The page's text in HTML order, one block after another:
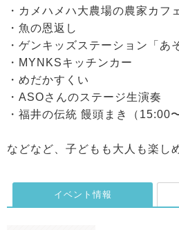
・カメハメハ大農場の農家カフ
・魚の恩返し
・ゲンキッズステーション「あ
・MYNKSキッチンカー
・めだかすくい
・ASOさんのステージ生演奏
・福井の伝統 饅頭まき（15:00
などなど、子どもも大人も楽し
イベント情報